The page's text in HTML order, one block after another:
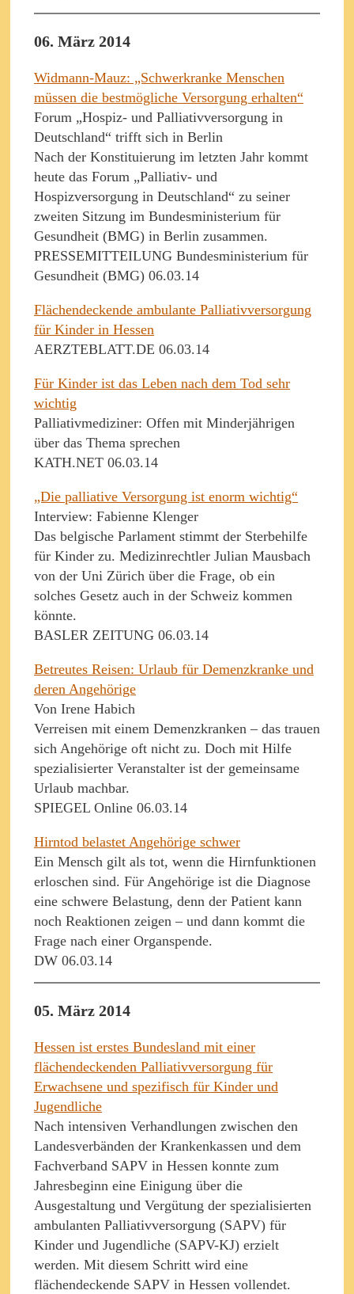
06. März 2014
Widmann-Mauz: „Schwerkranke Menschen
müssen die bestmögliche Versorgung erhalten“
Forum „Hospiz- und Palliativversorgung in
Deutschland“ trifft sich in Berlin
Nach der Konstituierung im letzten Jahr kommt
heute das Forum „Palliativ- und
Hospizversorgung in Deutschland“ zu seiner
zweiten Sitzung im Bundesministerium für
Gesundheit (BMG) in Berlin zusammen.
PRESSEMITTEILUNG Bundesministerium für
Gesundheit (BMG) 06.03.14
Flächendeckende ambulante Palliativversorgung
für Kinder in Hessen
AERZTEBLATT.DE 06.03.14
Für Kinder ist das Leben nach dem Tod sehr
wichtig
Palliativmediziner: Offen mit Minderjährigen
über das Thema sprechen
KATH.NET 06.03.14
„Die palliative Versorgung ist enorm wichtig“
Interview: Fabienne Klenger
Das belgische Parlament stimmt der Sterbehilfe
für Kinder zu. Medizinrechtler Julian Mausbach
von der Uni Zürich über die Frage, ob ein
solches Gesetz auch in der Schweiz kommen
könnte.
BASLER ZEITUNG 06.03.14
Betreutes Reisen: Urlaub für Demenzkranke und
deren Angehörige
Von Irene Habich
Verreisen mit einem Demenzkranken – das trauen
sich Angehörige oft nicht zu. Doch mit Hilfe
spezialisierter Veranstalter ist der gemeinsame
Urlaub machbar.
SPIEGEL Online 06.03.14
Hirntod belastet Angehörige schwer
Ein Mensch gilt als tot, wenn die Hirnfunktionen
erloschen sind. Für Angehörige ist die Diagnose
eine schwere Belastung, denn der Patient kann
noch Reaktionen zeigen – und dann kommt die
Frage nach einer Organspende.
DW 06.03.14
05. März 2014
Hessen ist erstes Bundesland mit einer
flächendeckenden Palliativversorgung für
Erwachsene und spezifisch für Kinder und
Jugendliche
Nach intensiven Verhandlungen zwischen den
Landesverbänden der Krankenkassen und dem
Fachverband SAPV in Hessen konnte zum
Jahresbeginn eine Einigung über die
Ausgestaltung und Vergütung der spezialisierten
ambulanten Palliativversorgung (SAPV) für
Kinder und Jugendliche (SAPV-KJ) erzielt
werden. Mit diesem Schritt wird eine
flächendeckende SAPV in Hessen vollendet.